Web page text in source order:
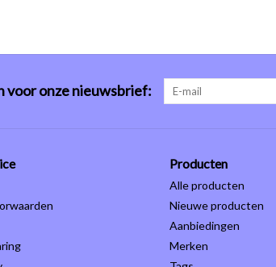
voor onze nieuwsbrief:
Producten
Alle producten
Nieuwe producten
Aanbiedingen
Merken